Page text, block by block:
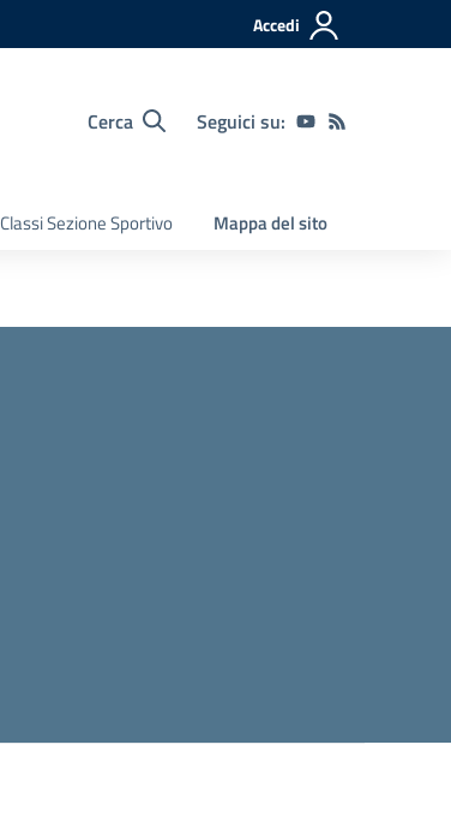
Accedi
Cerca Seguici su:
Classi Sezione Sportivo Mappa del sito